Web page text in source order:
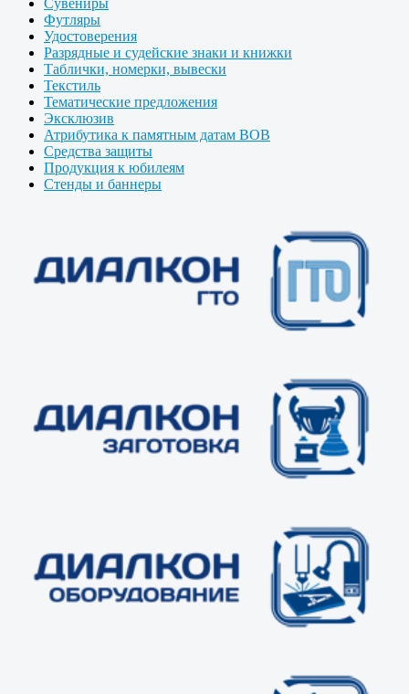
Сувениры
Футляры
Удостоверения
Разрядные и судейские знаки и книжки
Таблички, номерки, вывески
Текстиль
Тематические предложения
Эксклюзив
Атрибутика к памятным датам ВОВ
Средства защиты
Продукция к юбилеям
Стенды и баннеры